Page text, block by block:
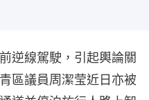
逆線駕駛，引起輿論關
區議員周潔莹近日亦被